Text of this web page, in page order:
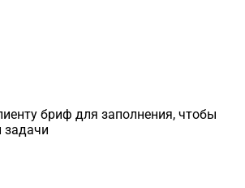
бриф для заполнения, чтобы
задачи